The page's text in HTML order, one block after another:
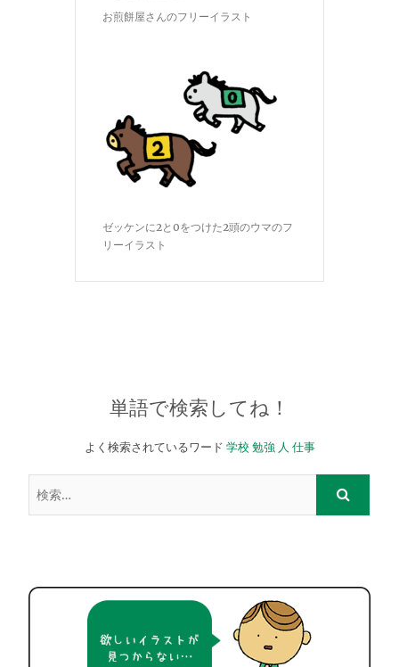
お煎餅屋さんのフリーイラスト
ゼッケンに2と0をつけた2頭のウマのフ
リーイラスト
単語で検索してね！
よく検索されているワード 学校 勉強 人 仕事